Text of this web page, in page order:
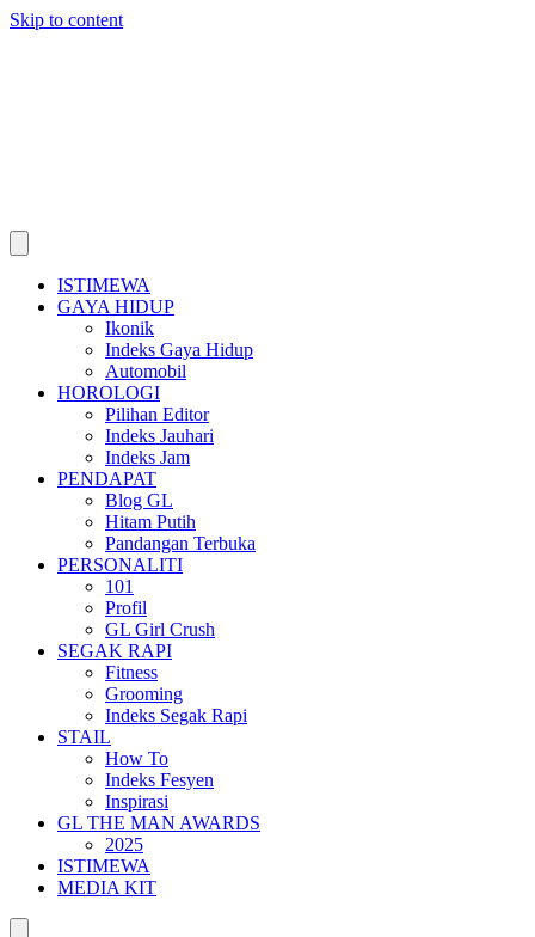
Skip to content
ISTIMEWA
GAYA HIDUP
Ikonik
Indeks Gaya Hidup
Automobil
HOROLOGI
Pilihan Editor
Indeks Jauhari
Indeks Jam
PENDAPAT
Blog GL
Hitam Putih
Pandangan Terbuka
PERSONALITI
101
Profil
GL Girl Crush
SEGAK RAPI
Fitness
Grooming
Indeks Segak Rapi
STAIL
How To
Indeks Fesyen
Inspirasi
GL THE MAN AWARDS
2025
ISTIMEWA
MEDIA KIT